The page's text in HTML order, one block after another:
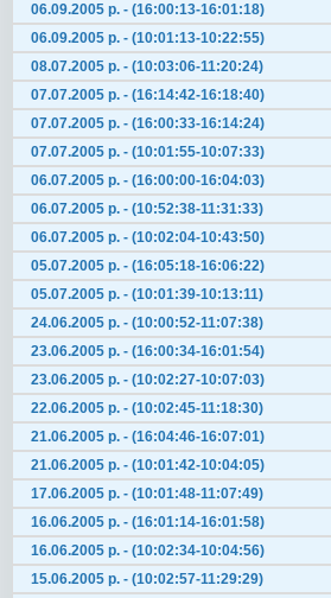
06.09.2005 р. - (16:00:13-16:01:18)
06.09.2005 р. - (10:01:13-10:22:55)
08.07.2005 р. - (10:03:06-11:20:24)
07.07.2005 р. - (16:14:42-16:18:40)
07.07.2005 р. - (16:00:33-16:14:24)
07.07.2005 р. - (10:01:55-10:07:33)
06.07.2005 р. - (16:00:00-16:04:03)
06.07.2005 р. - (10:52:38-11:31:33)
06.07.2005 р. - (10:02:04-10:43:50)
05.07.2005 р. - (16:05:18-16:06:22)
05.07.2005 р. - (10:01:39-10:13:11)
24.06.2005 р. - (10:00:52-11:07:38)
23.06.2005 р. - (16:00:34-16:01:54)
23.06.2005 р. - (10:02:27-10:07:03)
22.06.2005 р. - (10:02:45-11:18:30)
21.06.2005 р. - (16:04:46-16:07:01)
21.06.2005 р. - (10:01:42-10:04:05)
17.06.2005 р. - (10:01:48-11:07:49)
16.06.2005 р. - (16:01:14-16:01:58)
16.06.2005 р. - (10:02:34-10:04:56)
15.06.2005 р. - (10:02:57-11:29:29)